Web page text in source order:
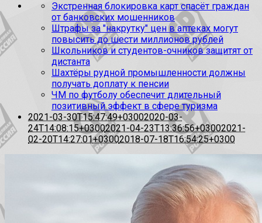
Экстренная блокировка карт спасёт граждан
от банковских мошенников
Штрафы за "накрутку" цен в аптеках могут
повысить до шести миллионов рублей
Школьников и студентов-очников защитят от
дистанта
Шахтёры рудной промышленности должны
получать доплату к пенсии
ЧМ по футболу обеспечит длительный
позитивный эффект в сфере туризма
2021-03-30T15:47:49+03002020-03-
24T14:08:15+03002021-04-23T13:36:56+03002021-
02-20T14:27:01+03002018-07-18T16:54:25+0300